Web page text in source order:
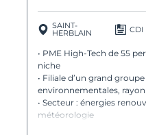
SAINT-
HERBLAIN CDI
• PME High-Tech de 55
niche
• Filiale d’un grand
environnementales,
• Secteur : énergies
météorologie